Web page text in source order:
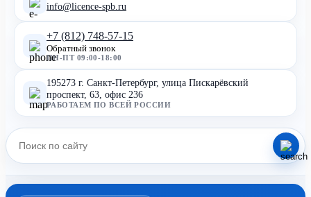
info@licence-spb.ru
+7 (812) 748-57-15
Обратный звонок
ПН-ПТ 09:00-18:00
195273 г. Санкт-Петербург, улица Пискарёвский
проспект, 63, офис 236
РАБОТАЕМ ПО ВСЕЙ РОССИИ